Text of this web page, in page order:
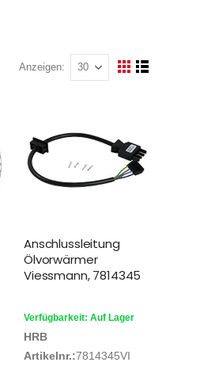
Anzeigen
Ansicht
Anschlussleitung
Ölvorwärmer
Viessmann, 7814345
Verfügbarkeit: Auf Lager
HRB
Artikelnr.:7814345VI